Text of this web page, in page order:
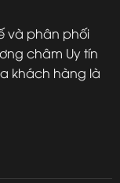
và phân phối
châm Uy tín
khách hàng là